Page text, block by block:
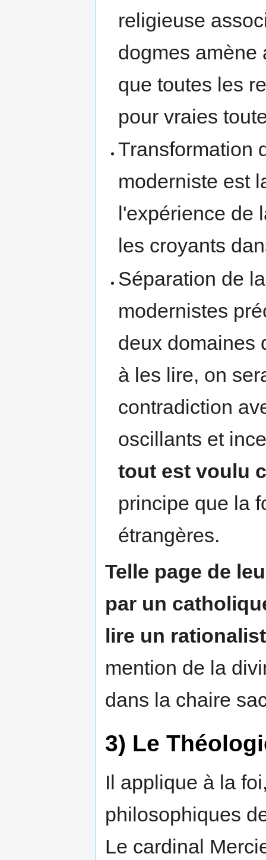
religieuse
dogmes amène
que toutes les
pour vraies
Transformation
moderniste est
l'expérience de
les croyants
Séparation de
modernistes
deux domaines
à les lire, on
contradiction
oscillants et
tout est voulu
principe que la
étrangères.
Telle page de
par un
lire un
mention de la
dans la chaire
3) Le
Il applique à la
philosophiques
Le cardinal